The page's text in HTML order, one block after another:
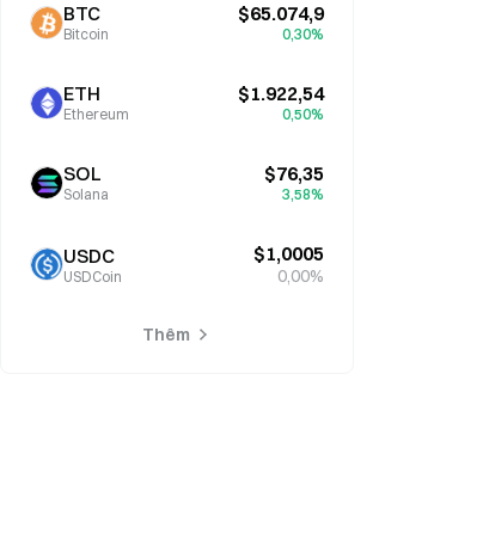
BTC
Bitcoin
$65.074,9
0,30%
ETH
Ethereum
$1.922,54
0,50%
SOL
Solana
$76,35
3,58%
USDC
USDCoin
$1,0005
0,00%
Thêm